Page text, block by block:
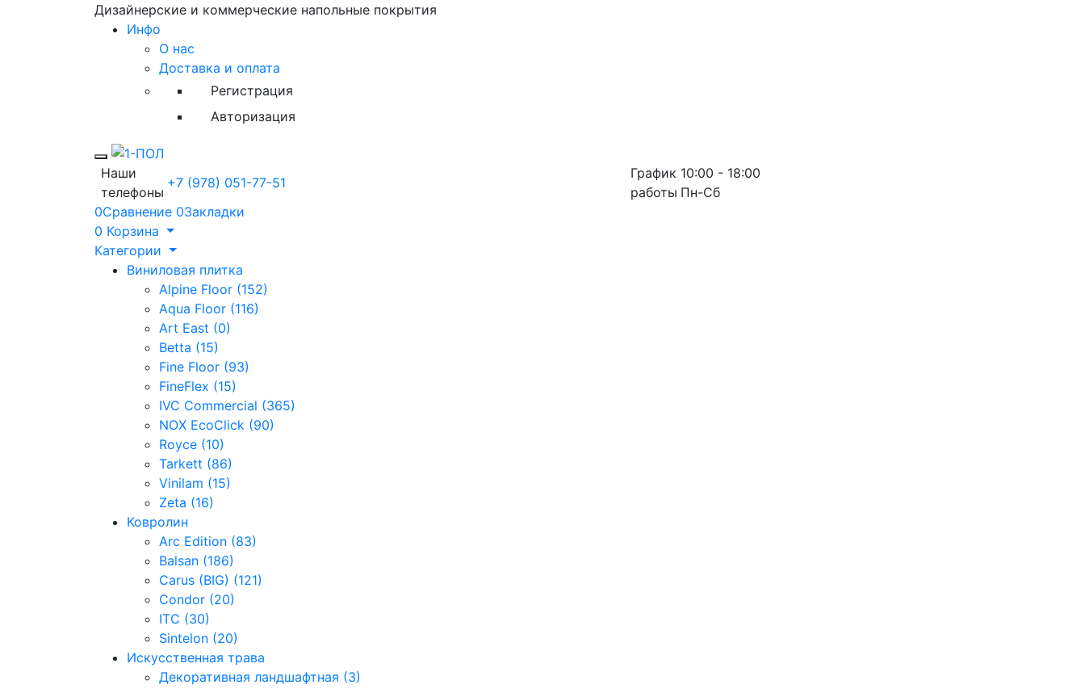
Дизайнерские и коммерческие напольные покрытия
Инфо
О нас
Доставка и оплата
Регистрация
Авторизация
Toggle mobile menu
Наши
телефоны
+7 (978) 051-77-51
График
работы
10:00 - 18:00
Пн-Сб
0Сравнение 0Закладки
0 Корзина
Категории
Виниловая плитка
Alpine Floor (152)
Aqua Floor (116)
Art East (0)
Betta (15)
Fine Floor (93)
FineFlex (15)
IVC Commercial (365)
NOX EcoClick (90)
Royce (10)
Tarkett (86)
Vinilam (15)
Zeta (16)
Ковролин
Arc Edition (83)
Balsan (186)
Carus (BIG) (121)
Condor (20)
ITC (30)
Sintelon (20)
Искусственная трава
Декоративная ландшафтная (3)